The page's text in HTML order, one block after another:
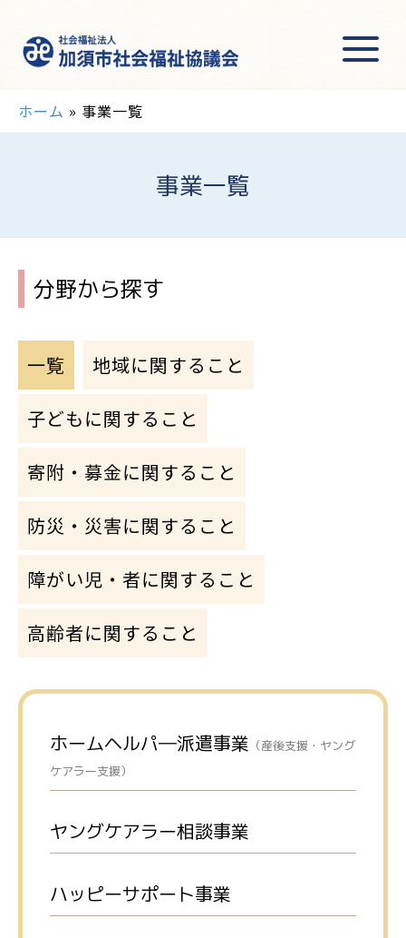
ホーム » 事業一覧
事業一覧
分野から探す
一覧 地域に関すること
子どもに関すること
寄附・募金に関すること
防災・災害に関すること
障がい児・者に関すること
高齢者に関すること
ホームヘルパ―派遣事業 （産後支援・ヤング
ケアラー支援）
ヤングケアラー相談事業
ハッピーサポート事業